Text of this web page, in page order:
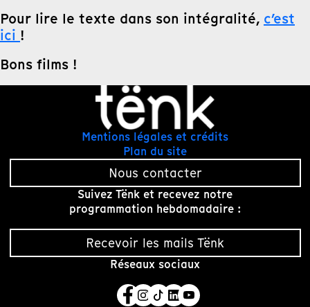
Pour lire le texte dans son intégralité, c’est
ici !
Bons films !
Mentions légales et crédits
Plan du site
Nous contacter
Suivez Tënk et recevez notre
programmation hebdomadaire :
Recevoir les mails Tënk
Réseaux sociaux